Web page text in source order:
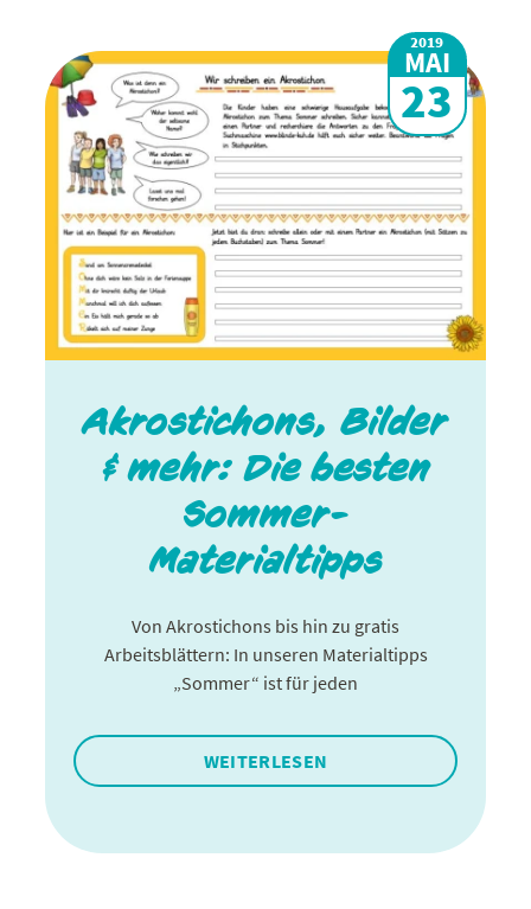
2019
MAI
23
Akrostichons, Bilder
& mehr: Die besten
Sommer-
Materialtipps
Von Akrostichons bis hin zu gratis
Arbeitsblättern: In unseren Materialtipps
„Sommer“ ist für jeden
WEITERLESEN